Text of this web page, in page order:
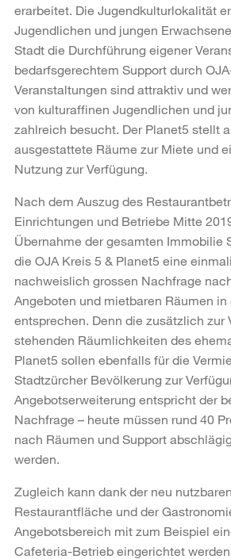
erarbeitet. Die Jugendkulturlokalität
Jugendlichen und jungen
Stadt die Durchführung eigener
bedarfsgerechtem Support durch
Veranstaltungen sind attraktiv und
von kulturaffinen Jugendlichen und
zahlreich besucht. Der Planet5 stellt
ausgestattete Räume zur Miete und
Nutzung zur Verfügung.
Nach dem Auszug des
Einrichtungen und Betriebe Mitte
Übernahme der gesamten Immobilie
die OJA Kreis 5 & Planet5 eine
nachweislich grossen Nachfrage
Angeboten und mietbaren Räumen
entsprechen. Denn die zusätzlich zur
stehenden Räumlichkeiten des
Planet5 sollen ebenfalls für die
Stadtzürcher Bevölkerung zur
Angebotserweiterung entspricht der
Nachfrage – heute müssen rund 40
nach Räumen und Support
werden.
Zugleich kann dank der neu
Restaurantfläche und der
Angebotsbereich mit zum Beispiel
Cafeteria-Betrieb eingerichtet